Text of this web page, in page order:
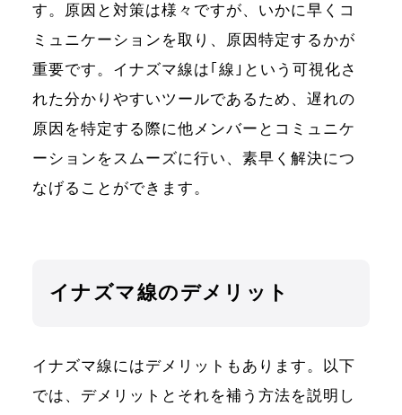
す。原因と対策は様々ですが、いかに早くコ
ミュニケーションを取り、原因特定するかが
重要です。イナズマ線は｢線｣という可視化さ
れた分かりやすいツールであるため、遅れの
原因を特定する際に他メンバーとコミュニケ
ーションをスムーズに行い、素早く解決につ
なげることができます。
イナズマ線のデメリット
イナズマ線にはデメリットもあります。以下
では、デメリットとそれを補う方法を説明し